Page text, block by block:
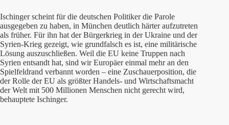
Ischinger scheint für die deutschen Politiker die Parole
ausgegeben zu haben, in München deutlich härter aufzutreten
als früher. Für ihn hat der Bürgerkrieg in der Ukraine und der
Syrien-Krieg gezeigt, wie grundfalsch es ist, eine militärische
Lösung auszuschließen. Weil die EU keine Truppen nach
Syrien entsandt hat, sind wir Europäer einmal mehr an den
Spielfeldrand verbannt worden – eine Zuschauerposition, die
der Rolle der EU als größter Handels- und Wirtschaftsmacht
der Welt mit 500 Millionen Menschen nicht gerecht wird,
behauptete Ischinger.